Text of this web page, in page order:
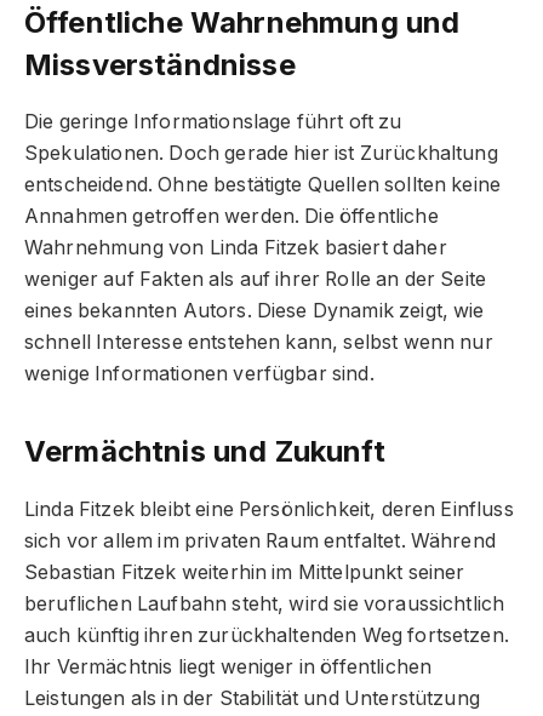
Öffentliche Wahrnehmung und
Missverständnisse
Die geringe Informationslage führt oft zu
Spekulationen. Doch gerade hier ist Zurückhaltung
entscheidend. Ohne bestätigte Quellen sollten keine
Annahmen getroffen werden. Die öffentliche
Wahrnehmung von Linda Fitzek basiert daher
weniger auf Fakten als auf ihrer Rolle an der Seite
eines bekannten Autors. Diese Dynamik zeigt, wie
schnell Interesse entstehen kann, selbst wenn nur
wenige Informationen verfügbar sind.
Vermächtnis und Zukunft
Linda Fitzek bleibt eine Persönlichkeit, deren Einfluss
sich vor allem im privaten Raum entfaltet. Während
Sebastian Fitzek weiterhin im Mittelpunkt seiner
beruflichen Laufbahn steht, wird sie voraussichtlich
auch künftig ihren zurückhaltenden Weg fortsetzen.
Ihr Vermächtnis liegt weniger in öffentlichen
Leistungen als in der Stabilität und Unterstützung